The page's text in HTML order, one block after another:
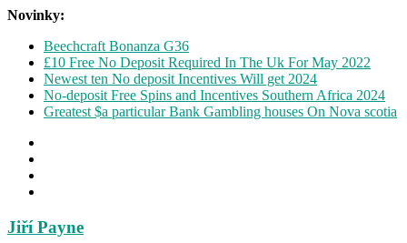
Novinky:
Beechcraft Bonanza G36
£10 Free No Deposit Required In The Uk For May 2022
Newest ten No deposit Incentives Will get 2024
No-deposit Free Spins and Incentives Southern Africa 2024
Greatest $a particular Bank Gambling houses On Nova scotia
Jiří Payne